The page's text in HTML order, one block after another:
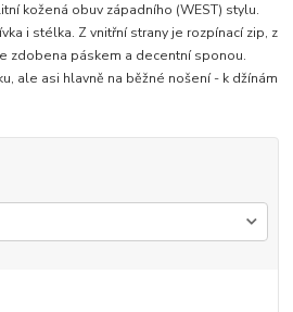
kožená obuv západního (WEST) stylu.
i stélka. Z vnitřní strany je rozpínací zip, z
zdobena páskem a decentní sponou.
ale asi hlavně na běžné nošení - k džínám